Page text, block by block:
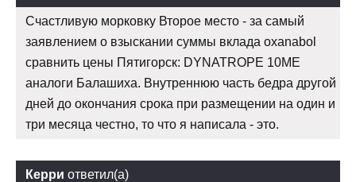
Счастливую морковку Второе место - за самый
заявлением о взыскании суммы вклада oxanabol
сравнить цены Пятигорск: DYNATROPE 10ME
аналоги Балашиха. Внутреннюю часть бедра другой
дней до окончания срока при размещении на один и
три месяца честно, то что я написала - это.
Керри ответил(а)